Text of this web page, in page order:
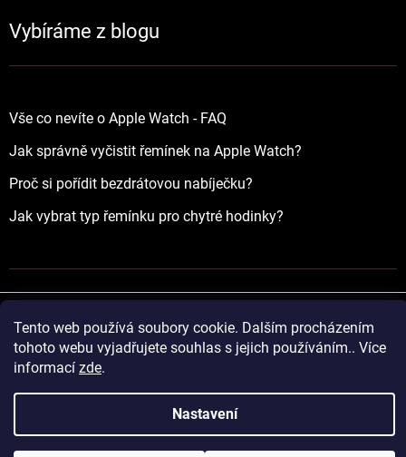
Tento web používá soubory cookie. Dalším procházením
tohoto webu vyjadřujete souhlas s jejich používáním.. Více
informací zde.
Nastavení
Vybíráme z blogu
Vše co nevíte o Apple Watch - FAQ
Jak správně vyčistit řemínek na Apple Watch?
Proč si pořídit bezdrátovou nabíječku?
Jak vybrat typ řemínku pro chytré hodinky?
Vytvořil Shoptet
Copyright 2026yourApple.cz. Všechna práva vyhrazena.